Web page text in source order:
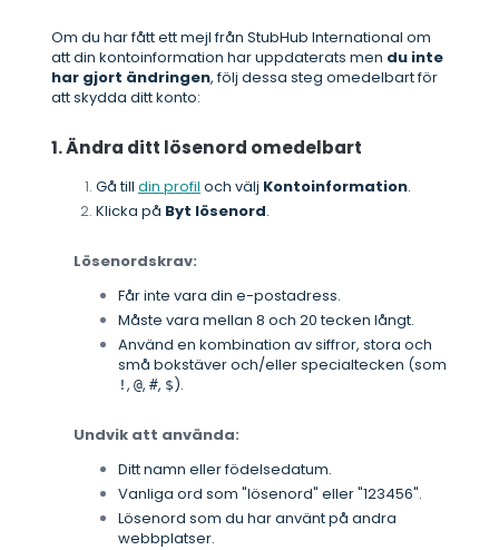
Om du har fått ett mejl från StubHub International om
att din kontoinformation har uppdaterats men du inte
har gjort ändringen, följ dessa steg omedelbart för
att skydda ditt konto:
1. Ändra ditt lösenord omedelbart
Gå till din profil och välj Kontoinformation.
Klicka på Byt lösenord.
Lösenordskrav:
Får inte vara din e-postadress.
Måste vara mellan 8 och 20 tecken långt.
Använd en kombination av siffror, stora och
små bokstäver och/eller specialtecken (som
! , @, #, $).
Undvik att använda:
Ditt namn eller födelsedatum.
Vanliga ord som "lösenord" eller "123456".
Lösenord som du har använt på andra
webbplatser.